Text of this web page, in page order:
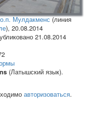
о.п. Мулдакменс (линия
), 20.08.2014
21.08.2014
(Латышский язык).
авторизоваться.